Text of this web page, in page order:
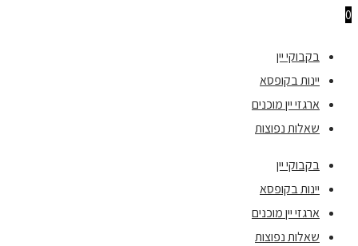
0
בקבוקי יין
יינות בקופסא
ארגזי יין מוכנים
שאלות נפוצות
בקבוקי יין
יינות בקופסא
ארגזי יין מוכנים
שאלות נפוצות